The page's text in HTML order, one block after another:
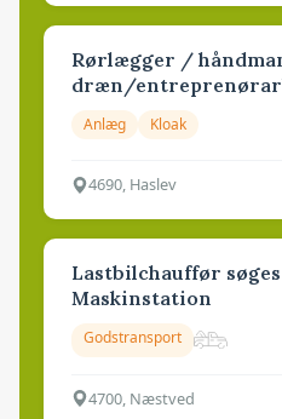
Rørlægger /
dræn/
Anlæg Kloak
4690, Haslev
Lastbilchauffør
Maskinstation
Godstransport
4700, Næstved